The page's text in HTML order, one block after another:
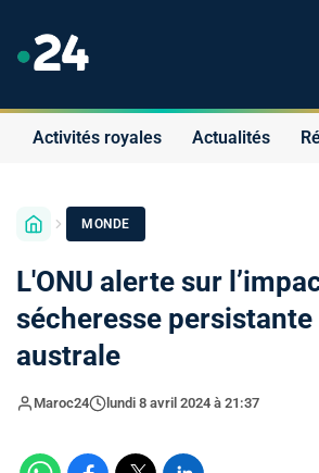
Activités royales Actualités
MONDE
L'ONU alerte sur
sécheresse
australe
Maroc24 lundi 8 avril 2024 à 21:37